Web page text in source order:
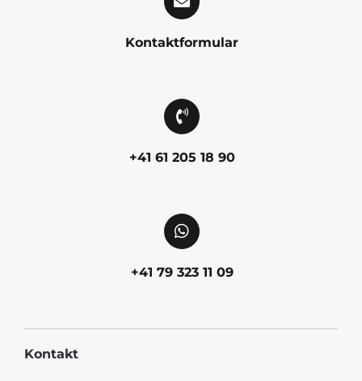
Kontaktformular
+41 61 205 18 90
+41 79 323 11 09
Kontakt